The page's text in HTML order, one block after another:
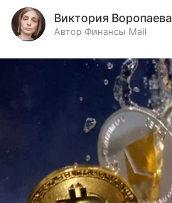
Виктория Воропаева
Автор Финансы Mail